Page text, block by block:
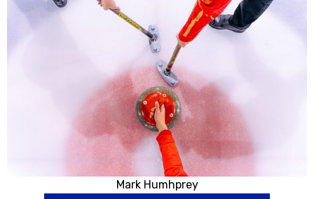
Mark Humhprey